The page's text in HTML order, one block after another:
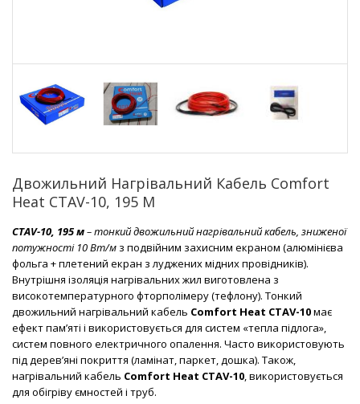
Двожильний Нагрівальний Кабель Comfort
Heat CTAV-10, 195 М
CTAV-10, 195 м– тонкий двожильний нагрівальний кабель, зниженої
потужності 10 Вт/м з подвійним захисним екраном (алюмінієва
фольга + плетений екран з луджених мідних провідників).
Внутрішня ізоляція нагрівальних жил виготовлена з
високотемпературного фторполімеру (тефлону). Тонкий
двожильний нагрівальний кабель Comfort Heat CTAV-10має
ефект пам’яті і використовується для систем «тепла підлога»,
систем повного електричного опалення. Часто використовують
під дерев’яні покриття (ламінат, паркет, дошка). Також,
нагрівальний кабель Comfort Heat CTAV-10, використовується
для обігріву ємностей і труб.